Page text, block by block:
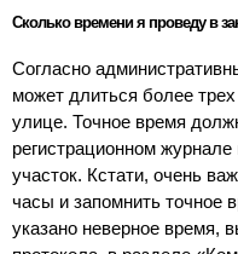
Сколько времени я проведу в
Согласно
может длиться более
улице. Точное время
регистрационном
участок. Кстати, очень
часы и запомнить точное
указано неверное время,